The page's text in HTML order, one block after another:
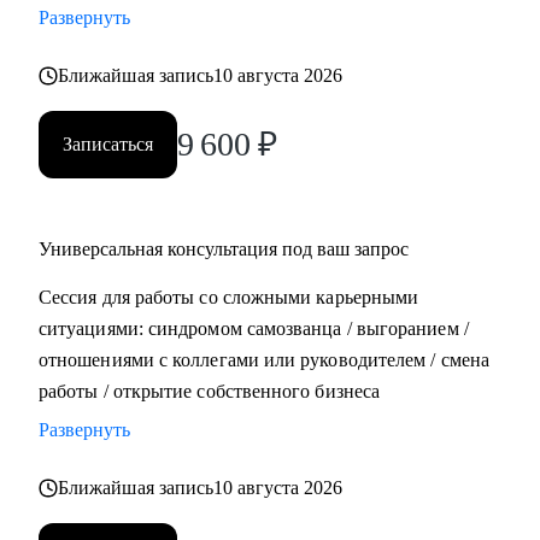
• Составить план роста до позиции руководителя
Кому могу помочь:
• Всем, кто хочет строить карьеру за рубежом
• Руководителям и тем, кто хочет дорасти до
управленческих позиций
уровня
Развернуть
Ближайшая запись10 августа 2026
Записаться 9 600 ₽
Универсальная консультация под ваш запрос
Сессия для работы со сложными карьерными
ситуациями: синдромом самозванца / выгоранием /
отношениями с коллегами или руководителем / смена
работы / открытие собственного бизнеса
Развернуть
Ближайшая запись10 августа 2026